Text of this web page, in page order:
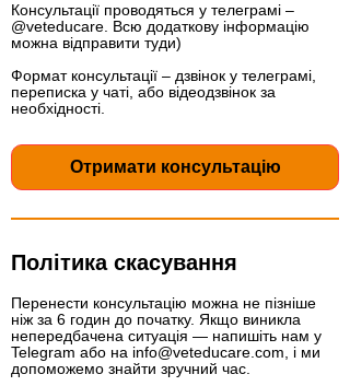
Консультації проводяться у телеграмі –
@veteducare. Всю додаткову інформацію
можна відправити туди)
Формат консультації – дзвінок у телеграмі,
переписка у чаті, або відеодзвінок за
необхідності.
Отримати консультацію
Політика скасування
Перенести консультацію можна не пізніше
ніж за 6 годин до початку. Якщо виникла
непередбачена ситуація — напишіть нам у
Telegram або на info@veteducare.com, і ми
допоможемо знайти зручний час.